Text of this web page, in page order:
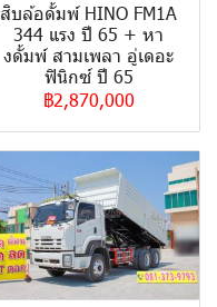
สิบล้อดั้มพ์ HINO FM1A
344 แรง ปี 65 + หา
งดั้มพ์ สามเพลา อู่เดอะ
ฟินิกซ์ ปี 65
฿2,870,000